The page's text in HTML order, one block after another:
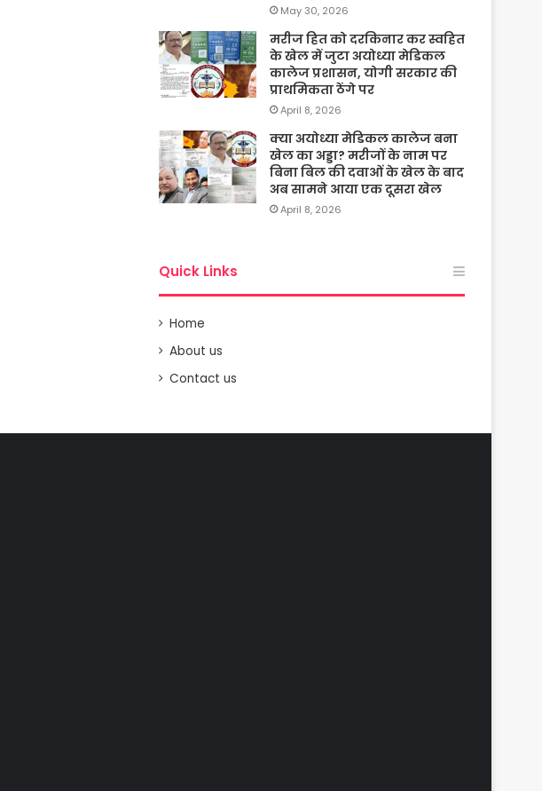
May 30, 2026
मरीज हित को दरकिनार कर स्वहित
के खेल में जुटा अयोध्या मेडिकल
कालेज प्रशासन, योगी सरकार की
प्राथमिकता ठेंगे पर
April 8, 2026
क्या अयोध्या मेडिकल कालेज बना
खेल का अड्डा? मरीजों के नाम पर
बिना बिल की दवाओं के खेल के बाद
अब सामने आया एक दूसरा खेल
April 8, 2026
Quick Links
Home
About us
Contact us